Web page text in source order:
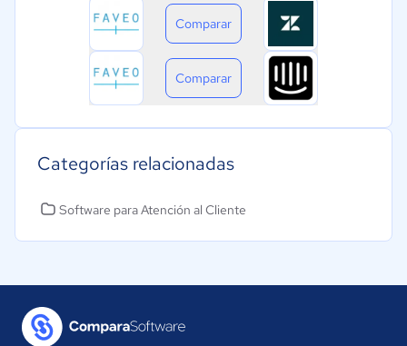
Comparar
Comparar
Categorías relacionadas
Software para Atención al Cliente